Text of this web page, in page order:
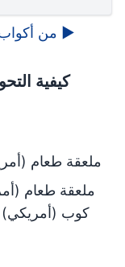
من ▶
كيفية
15 ملعقة طعام (أمريكية) =
كوب (أمريكي) = 15.999959 ملعقة طعام